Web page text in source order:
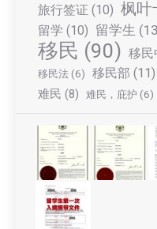
旅行签证 (10) 枫叶
留学 (10) 留学生
移民 (90) 移民
移民法 (6) 移民部 (11)
难民 (8) 难民，庇护 (6)